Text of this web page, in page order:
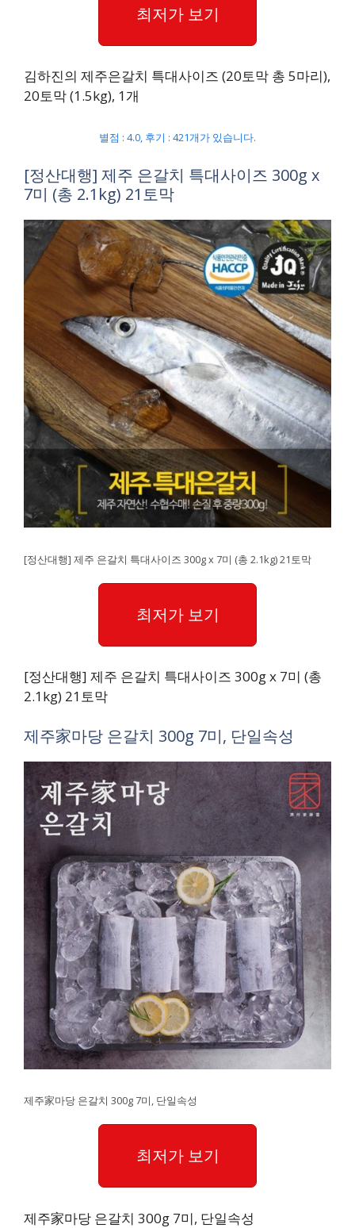
최저가 보기
김하진의 제주은갈치 특대사이즈 (20토막 총 5마리),
20토막 (1.5kg), 1개
별점 : 4.0, 후기 : 421개가 있습니다.
[정산대행] 제주 은갈치 특대사이즈 300g x
7미 (총 2.1kg) 21토막
[정산대행] 제주 은갈치 특대사이즈 300g x 7미 (총 2.1kg) 21토막
최저가 보기
[정산대행] 제주 은갈치 특대사이즈 300g x 7미 (총
2.1kg) 21토막
제주家마당 은갈치 300g 7미, 단일속성
제주家마당 은갈치 300g 7미, 단일속성
최저가 보기
제주家마당 은갈치 300g 7미, 단일속성